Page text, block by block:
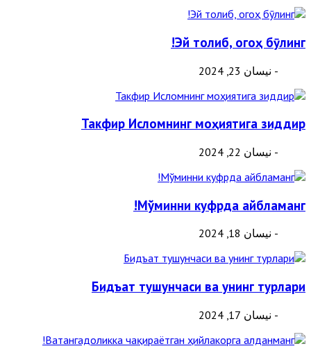
Эй толиб, огоҳ бӯлинг!
- نيسان 23, 2024
Такфир Исломнинг моҳиятига зиддир
- نيسان 22, 2024
Мўминни куфрда айбламанг!
- نيسان 18, 2024
Бидъат тушунчаси ва унинг турлари
- نيسان 17, 2024